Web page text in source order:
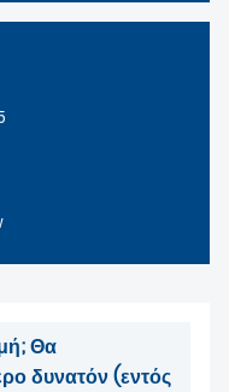
Θα
δυνατόν (εντός